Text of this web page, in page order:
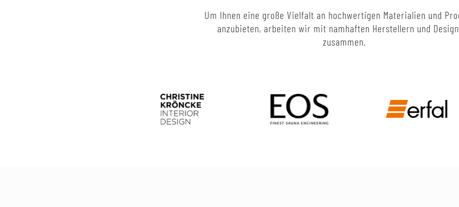
Um Ihnen eine große Vielfalt an hochwertigen Materialien und
anzubieten, arbeiten wir mit namhaften Herstellern und
zusammen.